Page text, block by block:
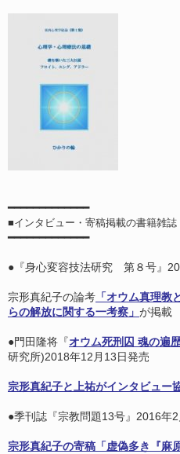
━━━━━━━━━━━━━
■インタビュー・寄稿掲載の書籍雑誌
━━━━━━━━━━━━━
●『身心変容技法研究 第８号』
宗形真紀子の論考 「オウム真理
らの解放に関する一考察」 が掲載
●門田隆将『オウム死刑囚 魂の遍
研究所)2018年12月13日発売
宗形真紀子と上祐がインタビュー
●季刊誌『宗教問題13号』2016年
宗形真紀子の寄稿「虚偽多き『麻